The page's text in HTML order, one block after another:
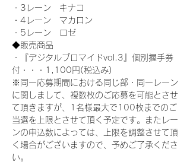
・3レーン　キナコ
・4レーン　マカロン
・5レーン　ロゼ
◆販売商品
・『デジタルブロマイドvol.3』個別握手券
付・・・1,100円(税込み)
※同一応募期間における同じ部・同一レーン
に関しまして、複数枚のご応募を可能とさせ
て頂きますが、1名様最大で100枚までのご
当選を上限とさせて頂く予定です。またレー
ンの申込数によっては、上限を調整させて頂
く場合がございますので、予めご了承くださ
い。